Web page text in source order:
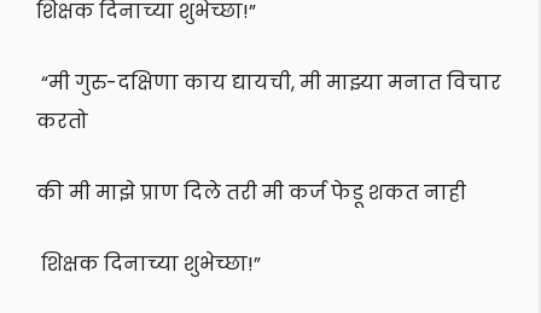
शिक्षक दिनाच्या शुभेच्छा!”
“मी गुरु-दक्षिणा काय द्यायची, मी माझ्या मनात विचार
करतो
की मी माझे प्राण दिले तरी मी कर्ज फेडू शकत नाही
शिक्षक दिनाच्या शुभेच्छा!”